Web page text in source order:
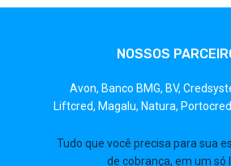
NOSSOS
Avon, Banco BMG, BV,
Liftcred, Magalu, Natura,
Tudo que você precisa para sua
de cobrança, em um só